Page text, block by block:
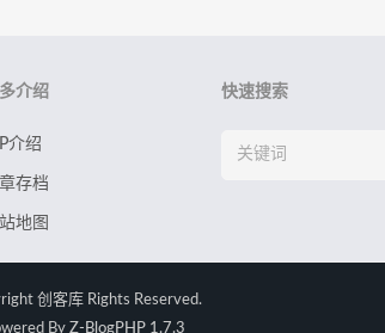
介绍
介绍
存档
地图
快速搜索
创客库 Rights Reserved.
By Z-BlogPHP 1.7.3